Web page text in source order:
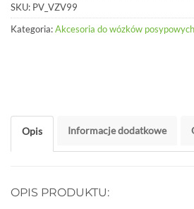
SKU: PV_VZV99
Kategoria:Akcesoria do wózków posypowych
Opis Informacje dodatkowe
OPIS PRODUKTU: